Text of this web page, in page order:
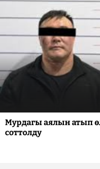
Мурдагы аялын атып
соттолду